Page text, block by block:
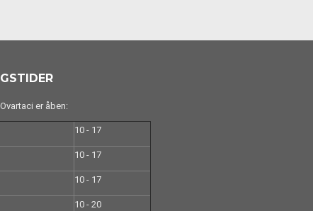
er åben:
10 - 17
10 - 17
10 - 17
10 - 20